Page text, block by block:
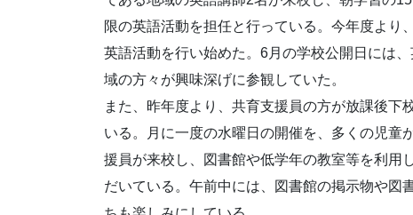
限の英語活動を担任と行っている。今年度より
英語活動を行い始めた。6月の学校公開日には
域の方々が興味深げに参観していた。
また、昨年度より、共育支援員の方が放課後下
いる。月に一度の水曜日の開催を、多くの児童
援員が来校し、図書館や低学年の教室等を利用
だいている。午前中には、図書館の掲示物や図